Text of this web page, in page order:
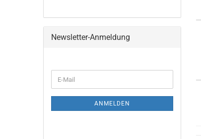
Newsletter-Anmeldung
ZUR
E-
Mail
ANMELDEN